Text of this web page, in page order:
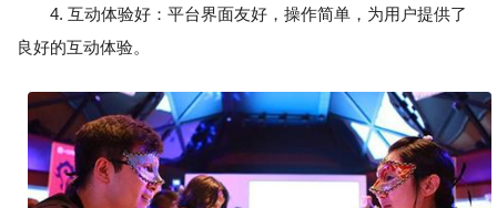
4. 互动体验好：平台界面友好，操作简单，为用户提供了
良好的互动体验。